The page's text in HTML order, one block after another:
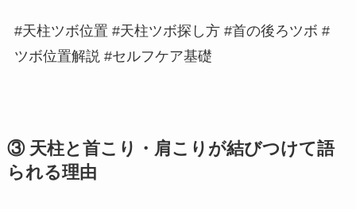
#天柱ツボ位置 #天柱ツボ探し方 #首の後ろツボ #
ツボ位置解説 #セルフケア基礎
③ 天柱と首こり・肩こりが結びつけて語
られる理由